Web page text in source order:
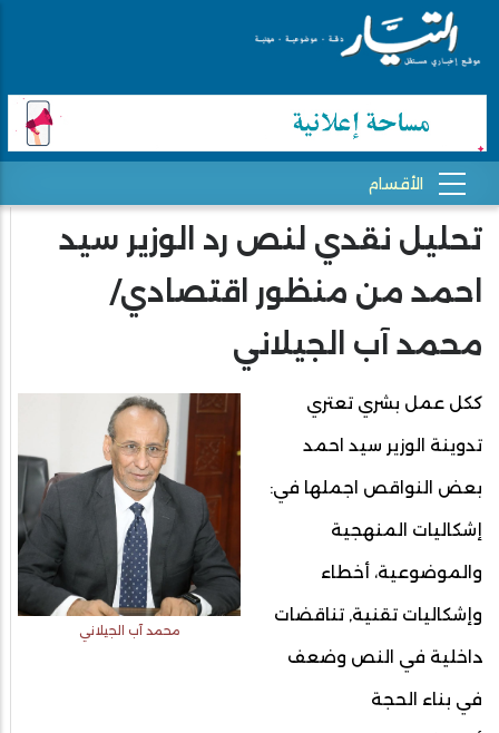
تحليل نقدي لنص رد الوزير سيد
احمد من منظور اقتصادي/
محمد آب الجيلاني
محمد آب الجيلاني
ككل عمل بشري تعتري
تدوينة الوزير سيد احمد
بعض النواقص اجملها في:
إشكاليات المنهجية
والموضوعية، أخطاء
وإشكاليات تقنية, تناقضات
داخلية في النص وضعف
في بناء الحجة